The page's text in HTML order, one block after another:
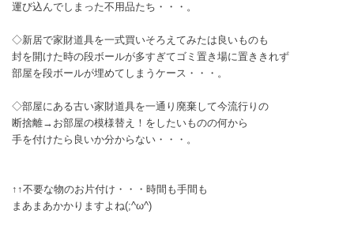
運び込んでしまった不用品たち・・・。
◇新居で家財道具を一式買いそろえてみたは良いものも
封を開けた時の段ボールが多すぎてゴミ置き場に置ききれず
部屋を段ボールが埋めてしまうケース・・・。
◇部屋にある古い家財道具を一通り廃棄して今流行りの
断捨離→お部屋の模様替え！をしたいものの何から
手を付けたら良いか分からない・・・。
↑↑不要な物のお片付け・・・時間も手間も
まあまあかかりますよね(;^ω^)